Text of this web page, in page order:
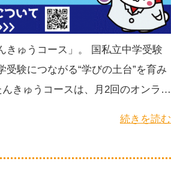
きゅうコース」。 国私立中学受験
験につながる“学びの土台”を育み
きゅうコースは、月2回のオンラ…
続きを読む